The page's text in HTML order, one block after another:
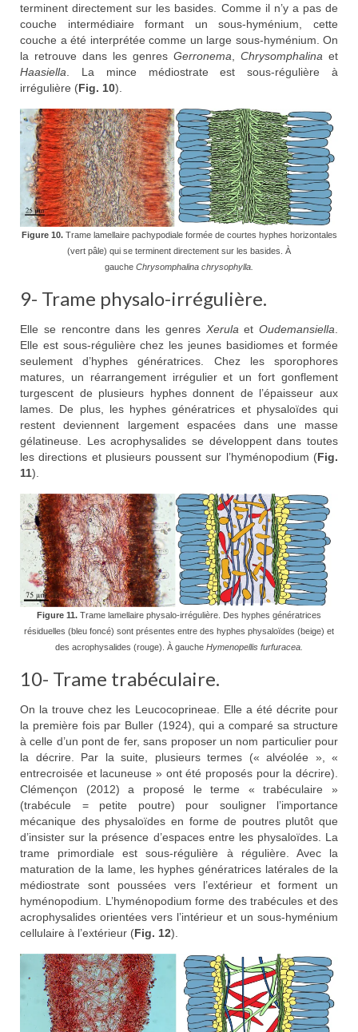
terminent directement sur les basides. Comme il n’y a pas de
couche intermédiaire formant un sous-hyménium, cette
couche a été interprétée comme un large sous-hyménium. On
la retrouve dans les genres Gerronema, Chrysomphalina et
Haasiella. La mince médiostrate est sous-régulière à
irrégulière (Fig. 10).
Figure 10.Trame lamellaire pachypodiale formée de courtes hyphes horizontales
(vert pâle) qui se terminent directement sur les basides. À
gauche Chrysomphalina chrysophylla.
9- Trame physalo-irrégulière.
Elle se rencontre dans les genres Xerulaet Oudemansiella.
Elle est sous-régulière chez les jeunes basidiomes et formée
seulement d’hyphes génératrices. Chez les sporophores
matures, un réarrangement irrégulier et un fort gonflement
turgescent de plusieurs hyphes donnent de l’épaisseur aux
lames. De plus, les hyphes génératrices et physaloïdes qui
restent deviennent largement espacées dans une masse
gélatineuse. Les acrophysalides se développent dans toutes
les directions et plusieurs poussent sur l’hyménopodium (Fig.
11).
Figure 11. Trame lamellaire physalo-irrégulière. Des hyphes génératrices
résiduelles (bleu foncé) sont présentes entre des hyphes physaloïdes (beige) et
des acrophysalides (rouge). À gauche Hymenopellis furfuracea.
10- Trame trabéculaire.
On la trouve chez les Leucocoprineae. Elle a été décrite pour
la première fois par Buller (1924), qui a comparé sa structure
à celle d’un pont de fer, sans proposer un nom particulier pour
la décrire. Par la suite, plusieurs termes (« alvéolée », «
entrecroisée et lacuneuse » ont été proposés pour la décrire).
Clémençon (2012) a proposé le terme « trabéculaire »
(trabécule = petite poutre) pour souligner l’importance
mécanique des physaloïdes en forme de poutres plutôt que
d’insister sur la présence d’espaces entre les physaloïdes. La
trame primordiale est sous-régulière à régulière. Avec la
maturation de la lame, les hyphes génératrices latérales de la
médiostrate sont poussées vers l’extérieur et forment un
hyménopodium. L’hyménopodium forme des trabécules et des
acrophysalides orientées vers l’intérieur et un sous-hyménium
cellulaire à l’extérieur (Fig. 12).